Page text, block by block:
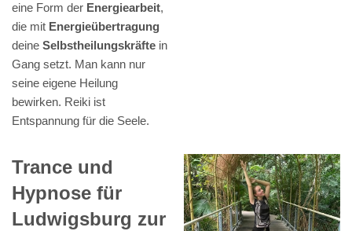
eine Form der Energiearbeit,
die mit Energieübertragung
deine Selbstheilungskräfte in
Gang setzt. Man kann nur
seine eigene Heilung
bewirken. Reiki ist
Entspannung für die Seele.
Trance und
Hypnose für
Ludwigsburg zur